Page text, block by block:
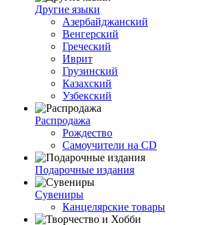
Другие языки
Азербайджанский
Венгерский
Греческий
Иврит
Грузинский
Казахский
Узбекский
Распродажа
Рождество
Самоучители на CD
Подарочные издания
Сувениры
Канцелярские товары